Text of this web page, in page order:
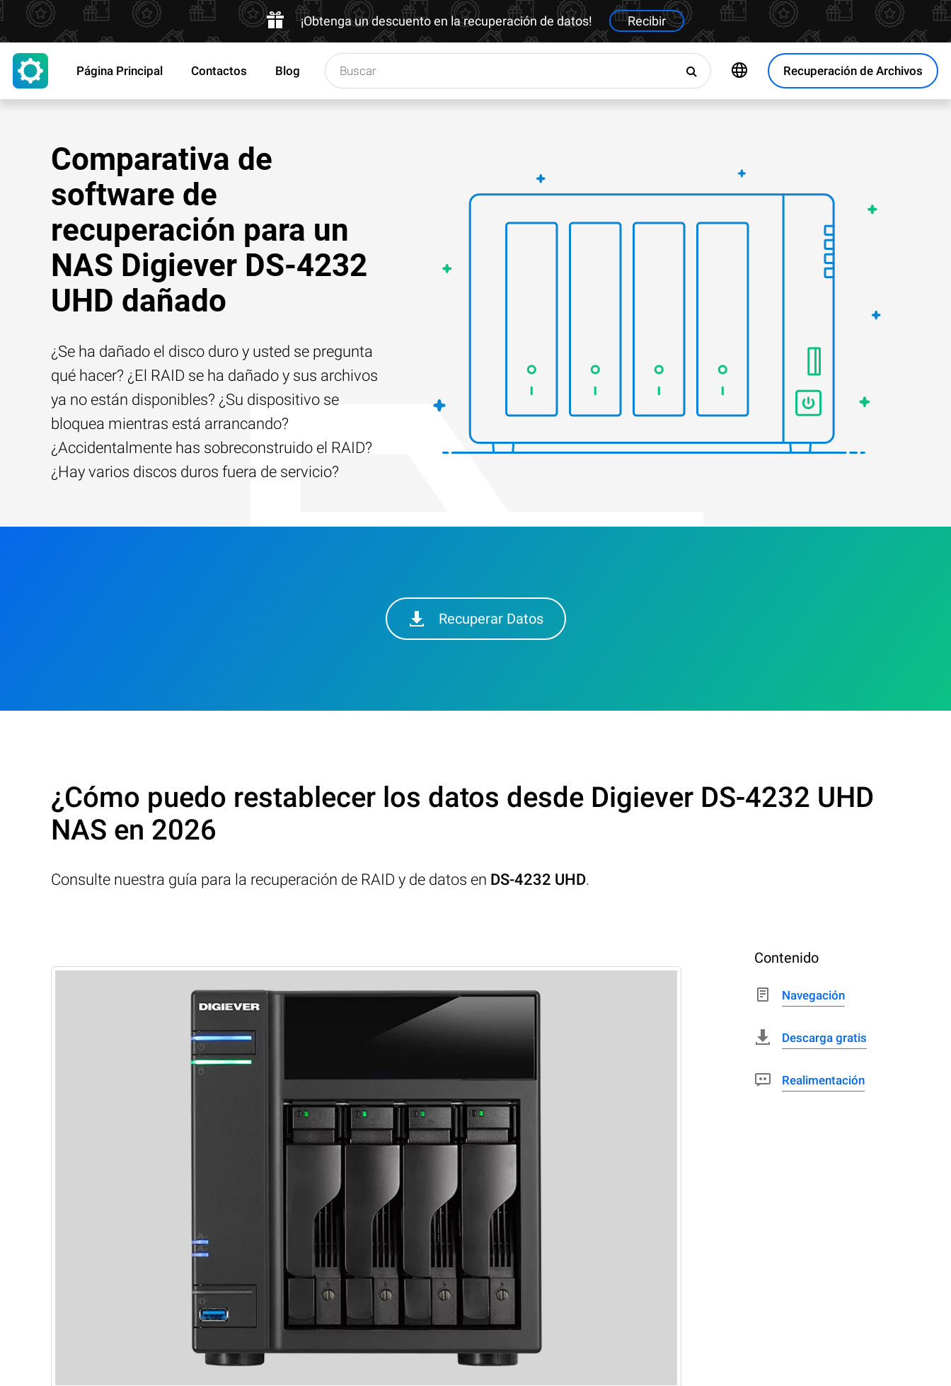
¡Obtenga un descuento en la recuperación de datos! Recibir
Recuperación de Archivos
Página Principal Contactos Blog
Comparativa de
software de
recuperación para un
NAS Digiever DS-4232
UHD dañado
¿Se ha dañado el disco duro y usted se pregunta
qué hacer? ¿El RAID se ha dañado y sus archivos
ya no están disponibles? ¿Su dispositivo se
bloquea mientras está arrancando?
¿Accidentalmente has sobreconstruido el RAID?
¿Hay varios discos duros fuera de servicio?
Recuperar Datos
¿Cómo puedo restablecer los datos desde Digiever DS-4232 UHD
NAS en 2026
Consulte nuestra guía para la recuperación de RAID y de datos en DS-4232 UHD.
Contenido
Navegación
Descarga gratis
Realimentación